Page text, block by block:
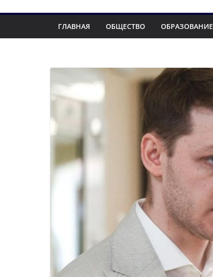
ГЛАВНАЯ ОБЩЕСТВО ОБРАЗОВАНИЕ